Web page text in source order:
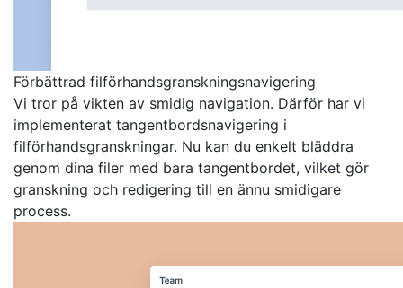
Förbättrad filförhandsgranskningsnavigering
Vi tror på vikten av smidig navigation. Därför har vi
implementerat tangentbordsnavigering i
filförhandsgranskningar. Nu kan du enkelt bläddra
genom dina filer med bara tangentbordet, vilket gör
granskning och redigering till en ännu smidigare
process.